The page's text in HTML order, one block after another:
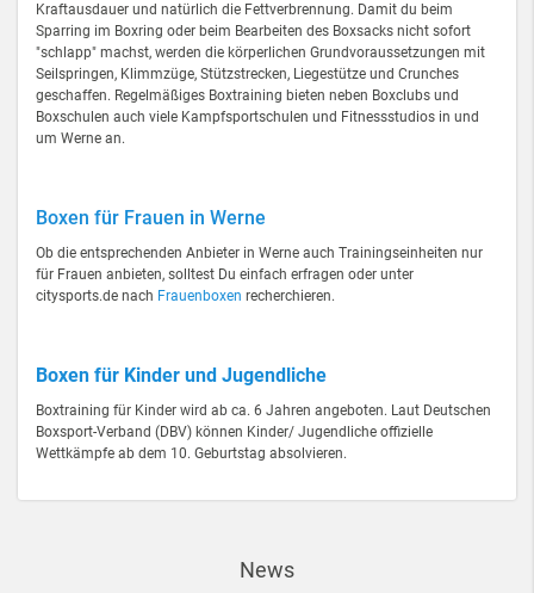
Kraftausdauer und natürlich die Fettverbrennung. Damit du beim
Sparring im Boxring oder beim Bearbeiten des Boxsacks nicht sofort
"schlapp" machst, werden die körperlichen Grundvoraussetzungen mit
Seilspringen, Klimmzüge, Stützstrecken, Liegestütze und Crunches
geschaffen. Regelmäßiges Boxtraining bieten neben Boxclubs und
Boxschulen auch viele Kampfsportschulen und Fitnessstudios in und
um Werne an.
Boxen für Frauen in Werne
Ob die entsprechenden Anbieter in Werne auch Trainingseinheiten nur
für Frauen anbieten, solltest Du einfach erfragen oder unter
citysports.de nach Frauenboxen recherchieren.
Boxen für Kinder und Jugendliche
Boxtraining für Kinder wird ab ca. 6 Jahren angeboten. Laut Deutschen
Boxsport-Verband (DBV) können Kinder/ Jugendliche offizielle
Wettkämpfe ab dem 10. Geburtstag absolvieren.
News